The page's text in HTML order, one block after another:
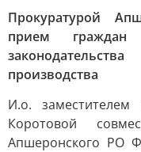
Прокуратурой
прием
производства
И.о. заместителем
Коротовой
Апшеронского РО